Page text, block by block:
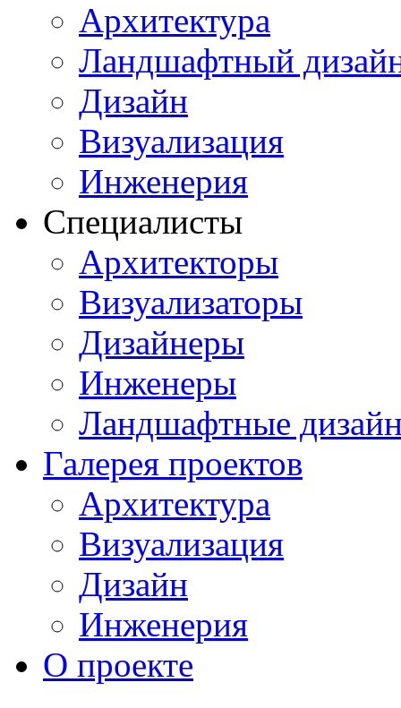
Архитектура
Ландшафтный
Дизайн
Визуализация
Инженерия
Специалисты
Архитекторы
Визуализаторы
Дизайнеры
Инженеры
Ландшафтные
Галерея проектов
Архитектура
Визуализация
Дизайн
Инженерия
О проекте